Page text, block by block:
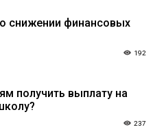
снижении финансовых
192
получить выплату на
237